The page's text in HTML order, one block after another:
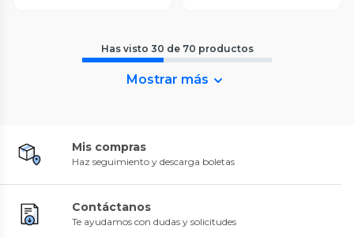
Has visto 30 de 70 productos
Mostrar más
Mis compras
Haz seguimiento y descarga boletas
Contáctanos
Te ayudamos con dudas y solicitudes